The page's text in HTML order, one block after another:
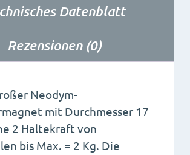
Datenblatt
Rezensionen (0)
Neodym-
mit Durchmesser 17
2 Haltekraft von
bis Max. = 2 Kg. Die